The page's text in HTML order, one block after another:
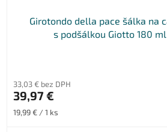
Girotondo della pace šálka na
s podšálkou Giotto 180
33,03 € bez DPH
39,97 €
Jednotková
19,99 € / 1 ks